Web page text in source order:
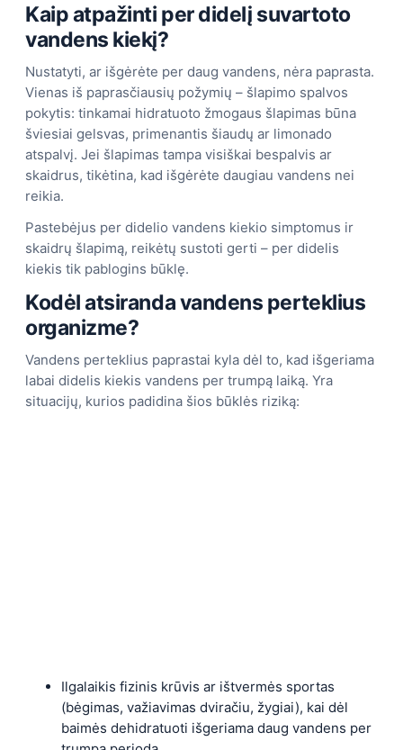
Kaip atpažinti per didelį suvartoto
vandens kiekį?
Nustatyti, ar išgėrėte per daug vandens, nėra paprasta.
Vienas iš paprasčiausių požymių – šlapimo spalvos
pokytis: tinkamai hidratuoto žmogaus šlapimas būna
šviesiai gelsvas, primenantis šiaudų ar limonado
atspalvį. Jei šlapimas tampa visiškai bespalvis ar
skaidrus, tikėtina, kad išgėrėte daugiau vandens nei
reikia.
Pastebėjus per didelio vandens kiekio simptomus ir
skaidrų šlapimą, reikėtų sustoti gerti – per didelis
kiekis tik pablogins būklę.
Kodėl atsiranda vandens perteklius
organizme?
Vandens perteklius paprastai kyla dėl to, kad išgeriama
labai didelis kiekis vandens per trumpą laiką. Yra
situacijų, kurios padidina šios būklės riziką:
Ilgalaikis fizinis krūvis ar ištvermės sportas
(bėgimas, važiavimas dviračiu, žygiai), kai dėl
baimės dehidratuoti išgeriama daug vandens per